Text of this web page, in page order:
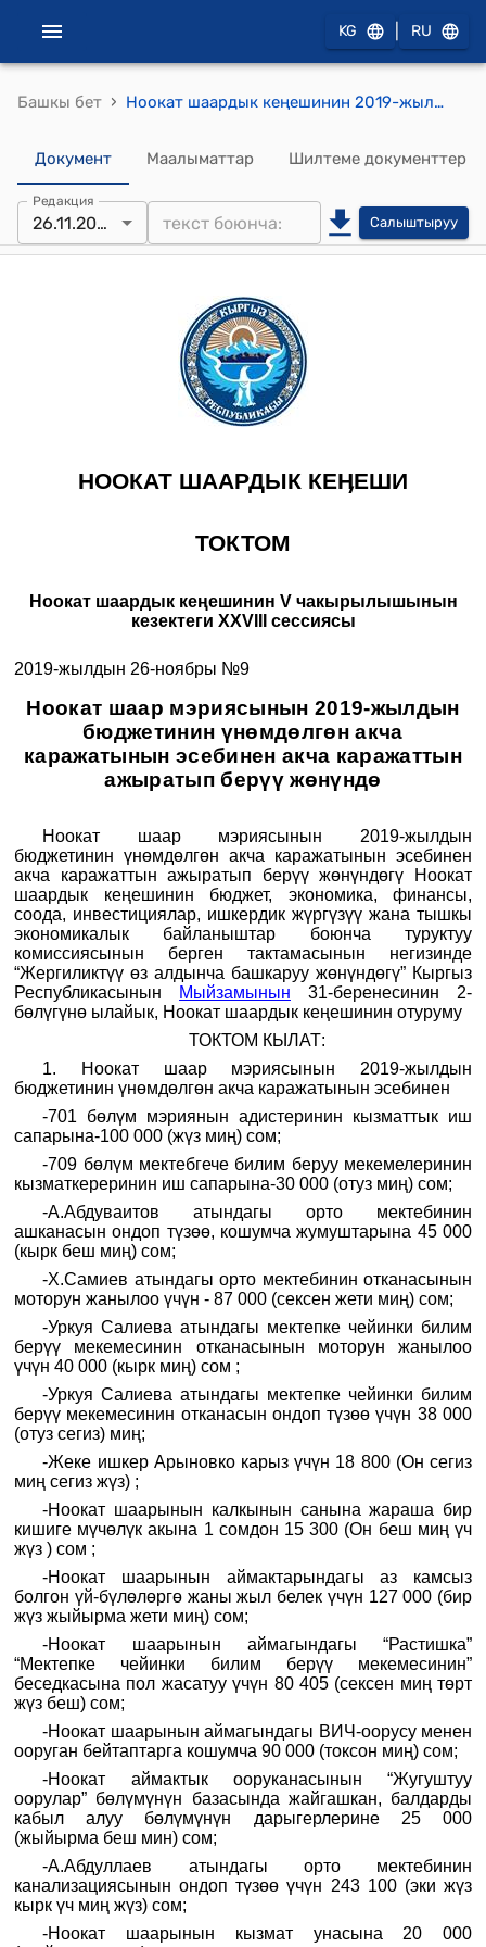
KG RU
Башкы бет › Ноокат шаардык кеңешинин 2019-жылдын 26-ноябры №9 "Ноокат шаар мэриясынын 2019-жылдын бюджетинин үнөмдөлгөн акча каражатынын эсебинен акча каражаттын ажыратып берүү жөнүндө"токтому
Документ Маалыматтар Шилтеме документтер
Редакция
26.11.2019 Салыштыруу